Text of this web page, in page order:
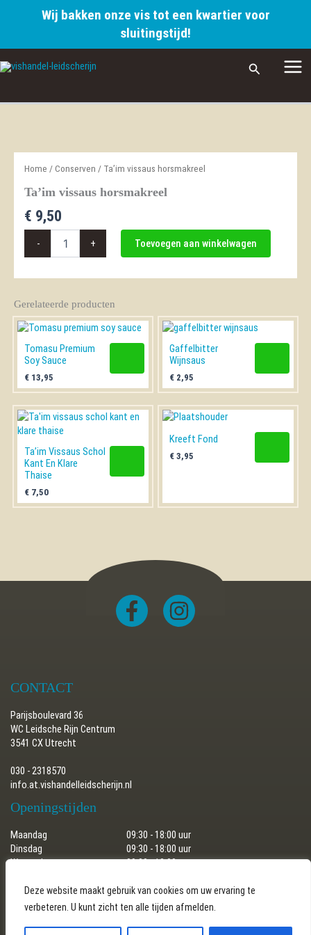
Deze website maakt gebruik van cookies om uw ervaring te
verbeteren. U kunt zicht ten alle tijden afmelden.
Wij bakken onze vis tot een kwartier voor
sluitingstijd!
naar
Zoeken
Home / Conserven / Ta’im vissaus horsmakreel
Ta’im vissaus horsmakreel
€ 9,50
-
aantal
+ Toevoegen aan winkelwagen
Gerelateerde producten
Tomasu Premium
Soy Sauce
€ 13,95
Gaffelbitter
Wijnsaus
€ 2,95
Ta’im Vissaus Schol
Kant En Klare
Thaise
€ 7,50
Kreeft Fond
€ 3,95
CONTACT
Parijsboulevard 36
WC Leidsche Rijn Centrum
3541 CX Utrecht
030 - 2318570
info.at.vishandelleidscherijn.nl
Openingstijden
Maandag
09:30 - 18:00 uur
Dinsdag
09:30 - 18:00 uur
Woensdag
09:30 - 18:00 uur
Vrijdag
09:30 - 18:00 uur
Zaterdag
09:30 - 17:30 uur